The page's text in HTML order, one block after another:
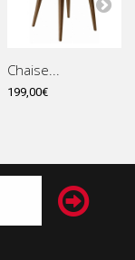
Chaise...
199,00€